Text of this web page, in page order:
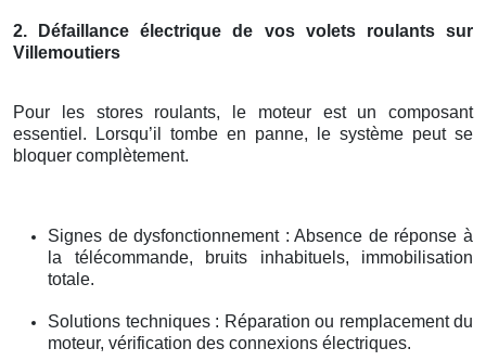
2. Défaillance électrique de vos volets roulants sur
Villemoutiers
Pour les stores roulants, le moteur est un composant
essentiel. Lorsqu’il tombe en panne, le système peut se
bloquer complètement.
Signes de dysfonctionnement : Absence de réponse à
la télécommande, bruits inhabituels, immobilisation
totale.
Solutions techniques : Réparation ou remplacement du
moteur, vérification des connexions électriques.